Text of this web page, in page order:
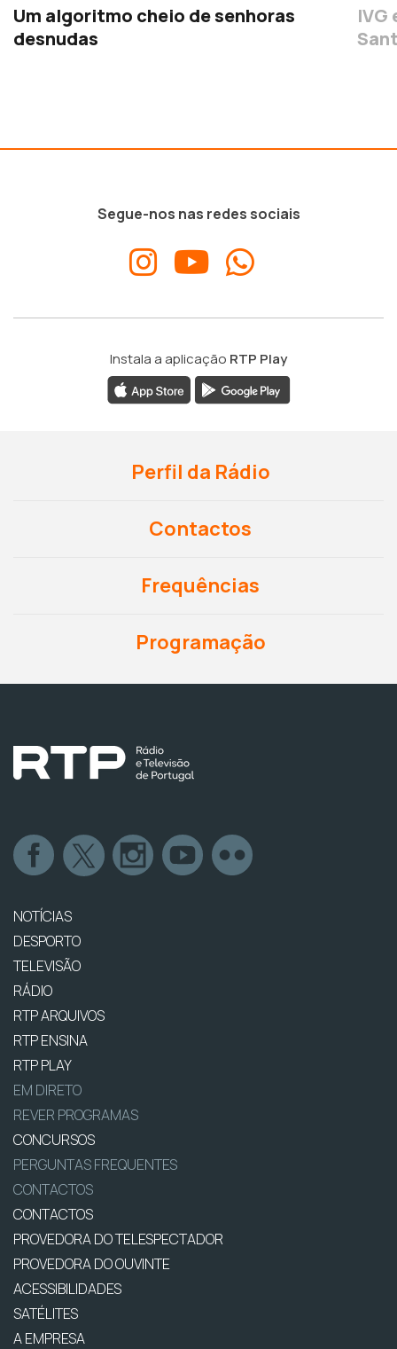
Um algoritmo cheio de senhoras
desnudas
IVG
Segue-nos nas redes sociais
Instala a aplicação RTP Play
Perfil da Rádio
Contactos
Frequências
Programação
NOTÍCIAS
DESPORTO
TELEVISÃO
RÁDIO
RTP ARQUIVOS
RTP ENSINA
RTP PLAY
EM DIRETO
REVER PROGRAMAS
CONCURSOS
PERGUNTAS FREQUENTES
CONTACTOS
CONTACTOS
PROVEDORA DO TELESPECTADOR
PROVEDORA DO OUVINTE
ACESSIBILIDADES
SATÉLITES
A EMPRESA